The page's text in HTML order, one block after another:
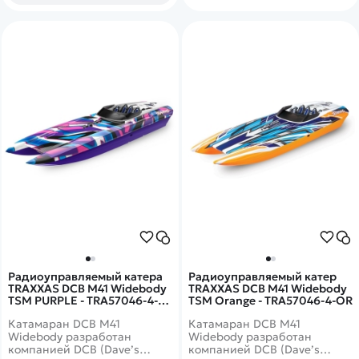
Радиоуправляемый катера
TRAXXAS DCB M41 Widebody
TSM PURPLE - TRA57046-4-
Катамаран DCB M41
Widebody разработан
компанией DCB (Dave’s
Радиоуправляемый катер
TRAXXAS DCB M41 Widebody
TSM Orange - TRA57046-4-OR
Катамаран DCB M41
Widebody разработан
компанией DCB (Dave’s